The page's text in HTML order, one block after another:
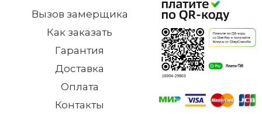
Вызов замерщика
Как заказать
Гарантия
Доставка
Оплата
Контакты